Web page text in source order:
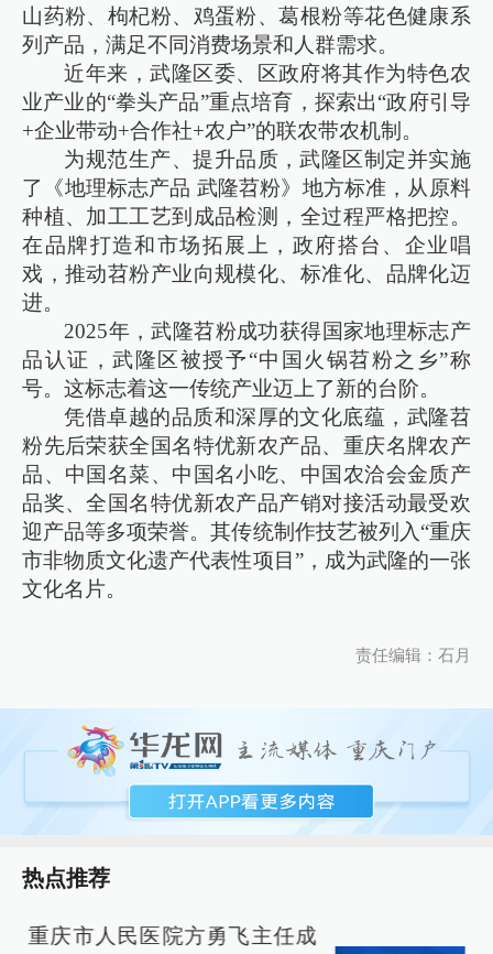
山药粉、枸杞粉、鸡蛋粉、葛根粉等花色健康系
列产品，满足不同消费场景和人群需求。
近年来，武隆区委、区政府将其作为特色农
业产业的“拳头产品”重点培育，探索出“政府引导
+企业带动+合作社+农户”的联农带农机制。
为规范生产、提升品质，武隆区制定并实施
了《地理标志产品 武隆苕粉》地方标准，从原料
种植、加工工艺到成品检测，全过程严格把控。
在品牌打造和市场拓展上，政府搭台、企业唱
戏，推动苕粉产业向规模化、标准化、品牌化迈
进。
2025年，武隆苕粉成功获得国家地理标志产
品认证，武隆区被授予“中国火锅苕粉之乡”称
号。这标志着这一传统产业迈上了新的台阶。
凭借卓越的品质和深厚的文化底蕴，武隆苕
粉先后荣获全国名特优新农产品、重庆名牌农产
品、中国名菜、中国名小吃、中国农洽会金质产
品奖、全国名特优新农产品产销对接活动最受欢
迎产品等多项荣誉。其传统制作技艺被列入“重庆
市非物质文化遗产代表性项目”，成为武隆的一张
文化名片。
责任编辑：石月
热点推荐
重庆市人民医院方勇飞主任成